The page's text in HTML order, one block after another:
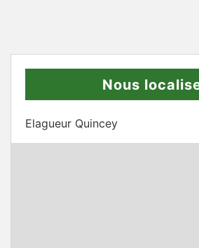
Nous
Elagueur Quincey